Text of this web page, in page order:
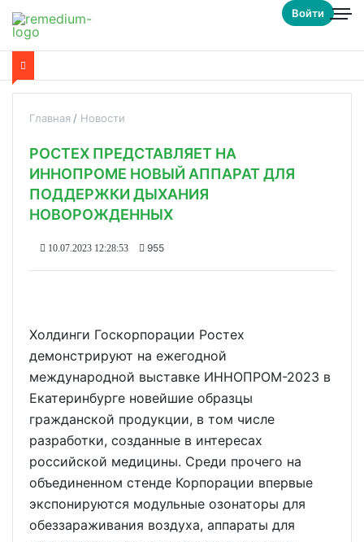
Войти
Главная Новости
РОСТЕХ ПРЕДСТАВЛЯЕТ НА
ИННОПРОМЕ НОВЫЙ АППАРАТ ДЛЯ
ПОДДЕРЖКИ ДЫХАНИЯ
НОВОРОЖДЕННЫХ
10.07.2023 12:28:53 955
Холдинги Госкорпорации Ростех
демонстрируют на ежегодной
международной выставке ИННОПРОМ-2023 в
Екатеринбурге новейшие образцы
гражданской продукции, в том числе
разработки, созданные в интересах
российской медицины. Среди прочего на
объединенном стенде Корпорации впервые
экспонируются модульные озонаторы для
обеззараживания воздуха, аппараты для